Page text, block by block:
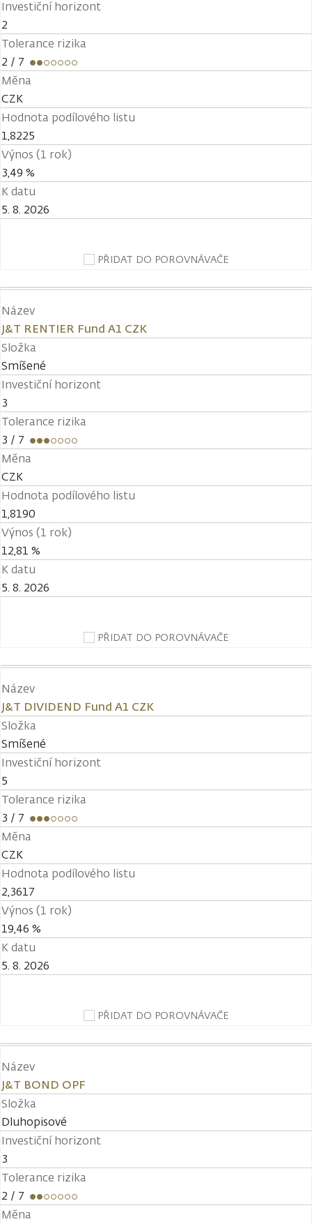
Investiční horizont
2
Tolerance rizika
2 / 7
Měna
CZK
Hodnota podílového listu
1,8225
Výnos (1 rok)
3,49 %
K datu
5. 8. 2026
PŘIDAT DO POROVNÁVAČE
Název
J&T RENTIER Fund A1 CZK
Složka
Smíšené
Investiční horizont
3
Tolerance rizika
3 / 7
Měna
CZK
Hodnota podílového listu
1,8190
Výnos (1 rok)
12,81 %
K datu
5. 8. 2026
PŘIDAT DO POROVNÁVAČE
Název
J&T DIVIDEND Fund A1 CZK
Složka
Smíšené
Investiční horizont
5
Tolerance rizika
3 / 7
Měna
CZK
Hodnota podílového listu
2,3617
Výnos (1 rok)
19,46 %
K datu
5. 8. 2026
PŘIDAT DO POROVNÁVAČE
Název
J&T BOND OPF
Složka
Dluhopisové
Investiční horizont
3
Tolerance rizika
2 / 7
Měna